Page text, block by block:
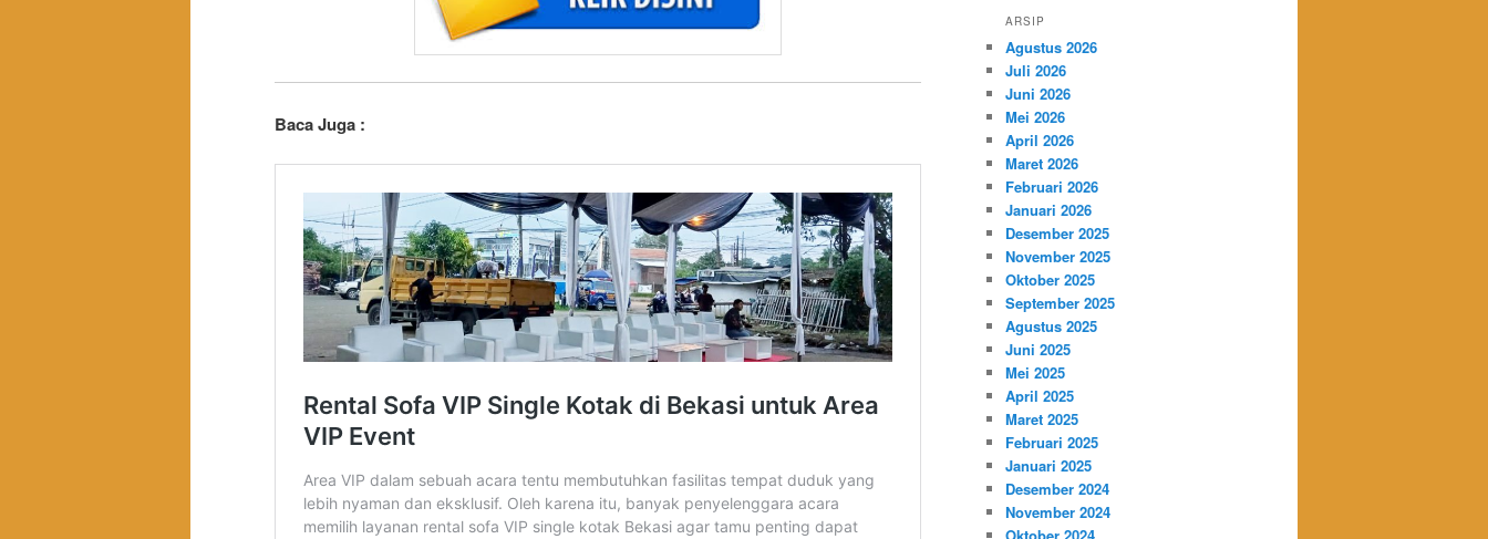
Baca Juga :
ARSIP
Agustus 2026
Juli 2026
Juni 2026
Mei 2026
April 2026
Maret 2026
Februari 2026
Januari 2026
Desember 2025
November 2025
Oktober 2025
September 2025
Agustus 2025
Juni 2025
Mei 2025
April 2025
Maret 2025
Februari 2025
Januari 2025
Desember 2024
November 2024